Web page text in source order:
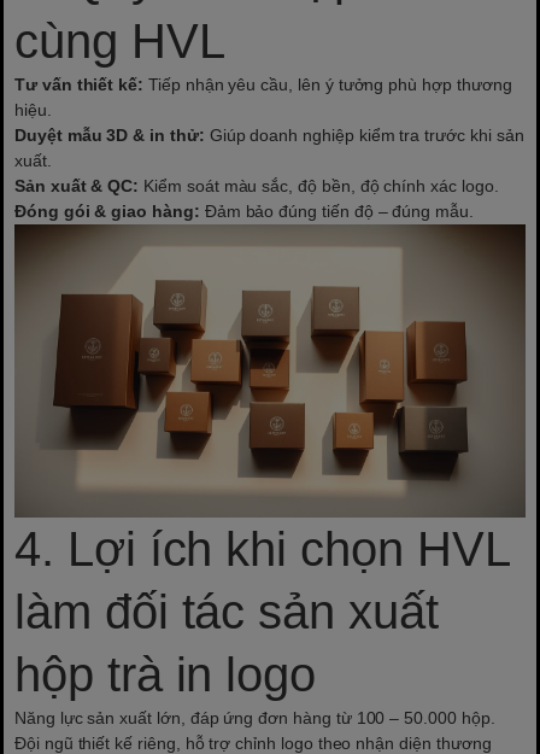
cùng HVL
Tư vấn thiết kế: Tiếp nhận yêu cầu, lên ý tưởng phù hợp thương
hiệu.
Duyệt mẫu 3D & in thử: Giúp doanh nghiệp kiểm tra trước khi sản
xuất.
Sản xuất & QC: Kiểm soát màu sắc, độ bền, độ chính xác logo.
Đóng gói & giao hàng: Đảm bảo đúng tiến độ – đúng mẫu.
4. Lợi ích khi chọn HVL
làm đối tác sản xuất
hộp trà in logo
Năng lực sản xuất lớn, đáp ứng đơn hàng từ 100 – 50.000 hộp.
Đội ngũ thiết kế riêng, hỗ trợ chỉnh logo theo nhận diện thương